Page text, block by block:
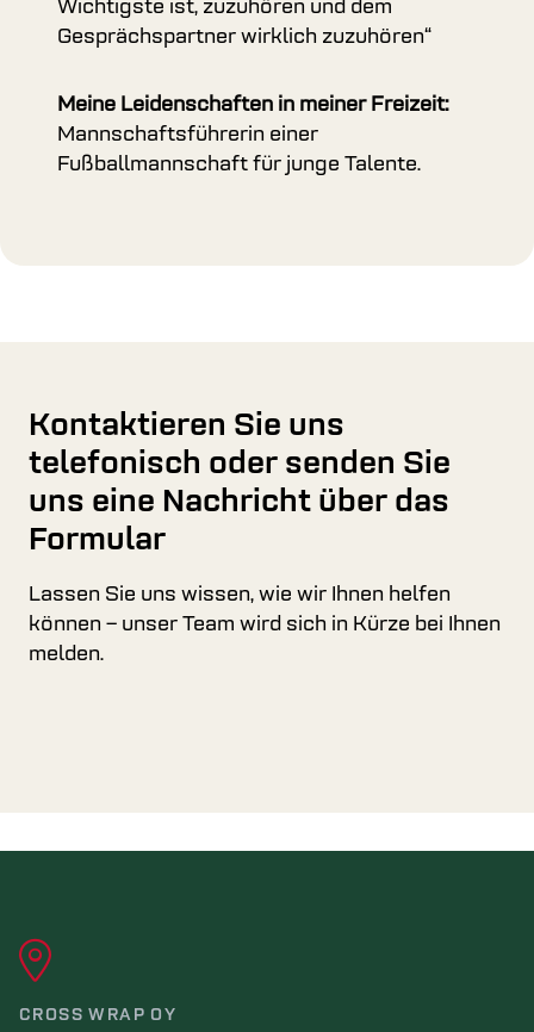
Wichtigste ist, zuzuhören und dem
Gesprächspartner wirklich zuzuhören“
Meine Leidenschaften in meiner Freizeit:
Mannschaftsführerin einer
Fußballmannschaft für junge Talente.
Kontaktieren Sie uns
telefonisch oder senden Sie
uns eine Nachricht über das
Formular
Lassen Sie uns wissen, wie wir Ihnen helfen
können – unser Team wird sich in Kürze bei Ihnen
melden.
CROSS WRAP OY